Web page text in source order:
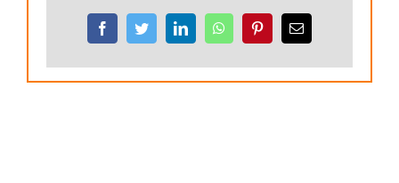
FacebookTwitterLinkedInWhatsAppPinterestEmail